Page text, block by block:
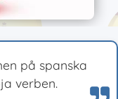
på spanska
verben.